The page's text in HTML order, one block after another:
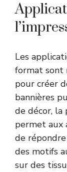
Les
format sont
pour créer
bannières
de décor,
permet aux
de
des motifs
sur des